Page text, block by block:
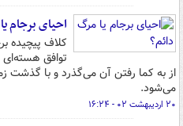
احیای برجام
کلاف پیچیده
از به کما رفتن آن می‌گذرد و با گذشت
می‌شود.
۲۰ اردیبهشت ۰۲ - ۱۶:۲۴